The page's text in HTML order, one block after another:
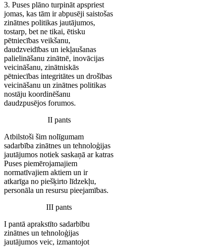
3. Puses plāno turpināt apspriest
jomas, kas tām ir abpusēji saistošas
zinātnes politikas jautājumos,
tostarp, bet ne tikai, ētisku
pētniecības veikšanu,
daudzveidības un iekļaušanas
palielināšanu zinātnē, inovācijas
veicināšanu, zinātniskās
pētniecības integritātes un drošības
veicināšanu un zinātnes politikas
nostāju koordinēšanu
daudzpusējos forumos.
II pants
Atbilstoši šim nolīgumam
sadarbība zinātnes un tehnoloģijas
jautājumos notiek saskaņā ar katras
Puses piemērojamajiem
normatīvajiem aktiem un ir
atkarīga no piešķirto līdzekļu,
personāla un resursu pieejamības.
III pants
I pantā aprakstīto sadarbību
zinātnes un tehnoloģijas
jautājumos veic, izmantojot